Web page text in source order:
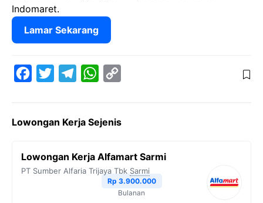
Indomaret.
Lamar Sekarang
e
o
t
e
e
r
W
t
A
p
y
i
n
k
Lowongan Kerja Sejenis
Lowongan Kerja Alfamart Sarmi
PT Sumber Alfaria Trijaya Tbk Sarmi
Rp 3.900.000
Bulanan